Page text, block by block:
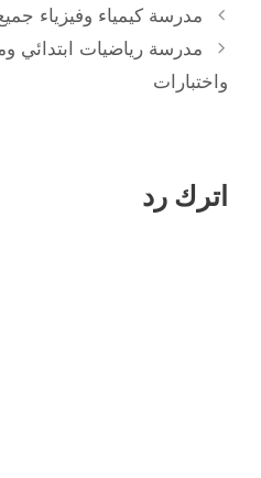
مدرسة كيمياء وفيزياء
مدرسة رياضيات
واختبارات
اترك رد